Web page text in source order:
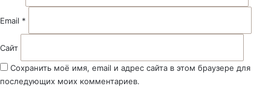
Email *
Сайт
Сохранить моё имя, email и адрес сайта в этом браузере для
последующих моих комментариев.